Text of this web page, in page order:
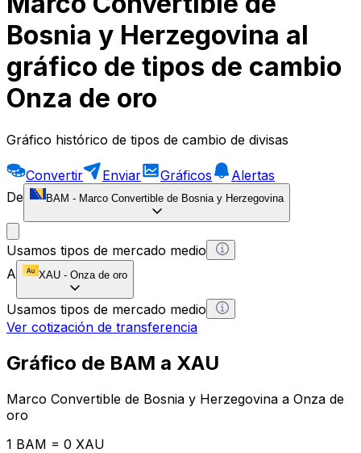
Bosnia y Herzegovina al
gráfico de tipos de cambio
Onza de oro
Gráfico histórico de tipos de cambio de divisas
Convertir Enviar Gráficos
Alertas
De
BAM - Marco Convertible de Bosnia y Herzegovina
Usamos tipos de mercado medio
A
XAU - Onza de oro
Usamos tipos de mercado medio
Ver cotización de transferencia
Gráfico de BAM a XAU
Marco Convertible de Bosnia y Herzegovina a Onza de
oro
1 BAM = 0 XAU